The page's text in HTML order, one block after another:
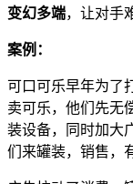
变幻多端，让对手
案例：
可口可乐早年为了
卖可乐，他们先无
装设备，同时加大
们来罐装，销售，